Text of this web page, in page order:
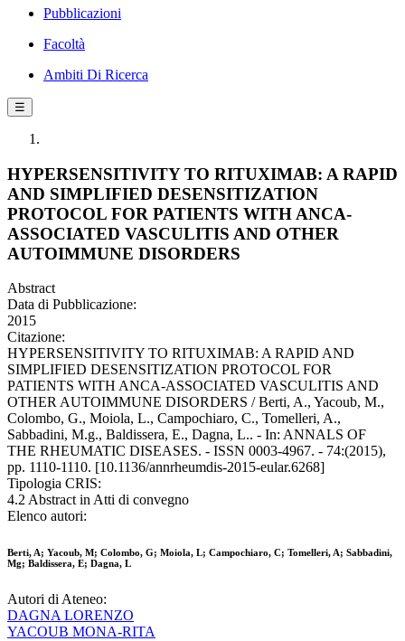
Pubblicazioni
Facoltà
Ambiti Di Ricerca
☰
HYPERSENSITIVITY TO RITUXIMAB: A RAPID
AND SIMPLIFIED DESENSITIZATION
PROTOCOL FOR PATIENTS WITH ANCA-
ASSOCIATED VASCULITIS AND OTHER
AUTOIMMUNE DISORDERS
Abstract
Data di Pubblicazione:
2015
Citazione:
HYPERSENSITIVITY TO RITUXIMAB: A RAPID AND
SIMPLIFIED DESENSITIZATION PROTOCOL FOR
PATIENTS WITH ANCA-ASSOCIATED VASCULITIS AND
OTHER AUTOIMMUNE DISORDERS / Berti, A., Yacoub, M.,
Colombo, G., Moiola, L., Campochiaro, C., Tomelleri, A.,
Sabbadini, M.g., Baldissera, E., Dagna, L.. - In: ANNALS OF
THE RHEUMATIC DISEASES. - ISSN 0003-4967. - 74:(2015),
pp. 1110-1110. [10.1136/annrheumdis-2015-eular.6268]
Tipologia CRIS:
4.2 Abstract in Atti di convegno
Elenco autori:
Berti, A; Yacoub, M; Colombo, G; Moiola, L; Campochiaro, C; Tomelleri, A; Sabbadini,
Mg; Baldissera, E; Dagna, L
Autori di Ateneo:
DAGNA LORENZO
YACOUB MONA-RITA